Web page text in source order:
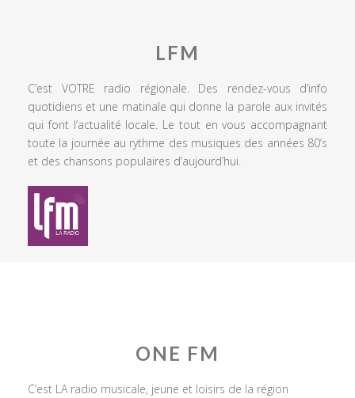
LFM
C’est VOTRE radio régionale. Des rendez-vous d’info
quotidiens et une matinale qui donne la parole aux invités
qui font l’actualité locale. Le tout en vous accompagnant
toute la journée au rythme des musiques des années 80’s
et des chansons populaires d’aujourd’hui.
ONE FM
C’est LA radio musicale, jeune et loisirs de la région